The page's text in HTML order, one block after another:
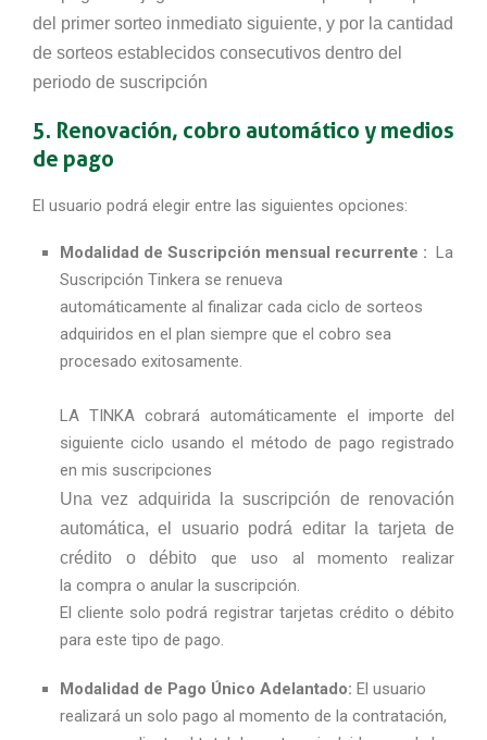
del primer sorteo inmediato siguiente, y por la cantidad
de sorteos establecidos consecutivos dentro del
periodo de suscripción
5. Renovación, cobro automático y medios
de pago
El usuario podrá elegir entre las siguientes opciones:
Modalidad de Suscripción mensual recurrente :
La
Suscripción Tinkera se renueva
automáticamente al finalizar cada ciclo de sorteos
adquiridos en el plan siempre que el cobro sea
procesado exitosamente.
LA TINKA cobrará automáticamente el importe del
siguiente ciclo usando el método de pago registrado
en mis suscripciones
Una vez adquirida la suscripción de renovación
automática, el usuario podrá editar la tarjeta de
crédito o débitoque uso al momento realizar
la compra o anular la suscripción.
El cliente solo podrá registrar tarjetas crédito o débito
para este tipo de pago.
Modalidad de Pago Único Adelantado: El usuario
realizará un solo pago al momento de la contratación,